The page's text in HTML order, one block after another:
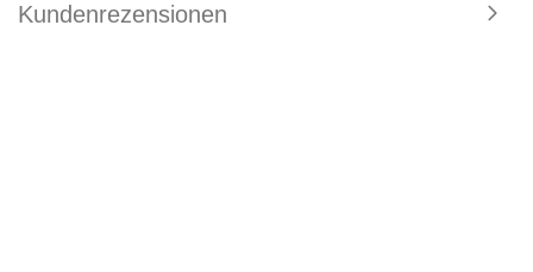
Kundenrezensionen